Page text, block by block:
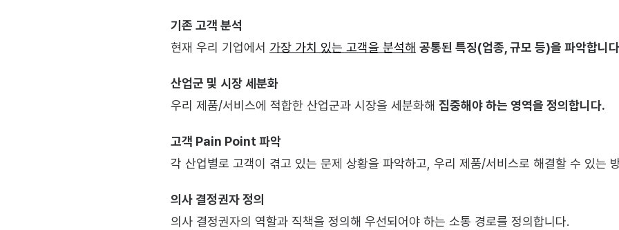
기존 고객 분석
현재 우리 기업에서 가장 가치 있는 고객을 분석해 공통된 특징(업종, 규모 등)을 파악합니
산업군 및 시장 세분화
우리 제품/서비스에 적합한 산업군과 시장을 세분화해 집중해야 하는 영역을 정의합니다.
고객 Pain Point 파악
각 산업별로 고객이 겪고 있는 문제 상황을 파악하고, 우리 제품/서비스로 해결할 수 있는
의사 결정권자 정의
의사 결정권자의 역할과 직책을 정의해 우선되어야 하는 소통 경로를 정의합니다.